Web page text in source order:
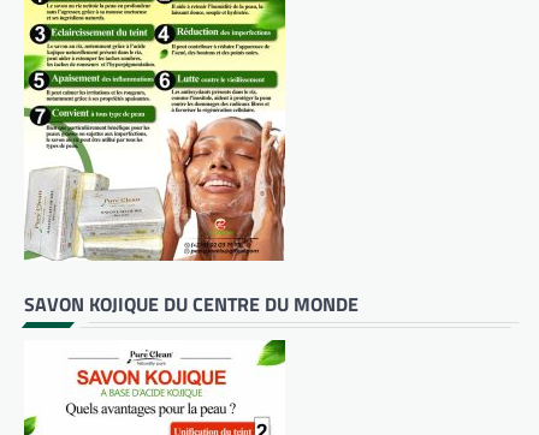
SAVON KOJIQUE DU CENTRE DU MONDE